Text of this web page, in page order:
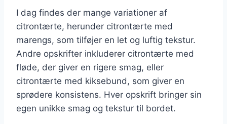
I dag findes der mange variationer af
citrontærte, herunder citrontærte med
marengs, som tilføjer en let og luftig tekstur.
Andre opskrifter inkluderer citrontærte med
fløde, der giver en rigere smag, eller
citrontærte med kiksebund, som giver en
sprødere konsistens. Hver opskrift bringer sin
egen unikke smag og tekstur til bordet.